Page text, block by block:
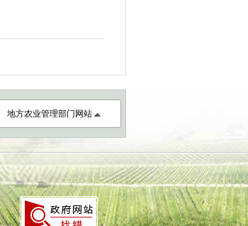
地方农业管理部门网站